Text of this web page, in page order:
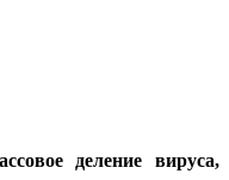
деление вируса,